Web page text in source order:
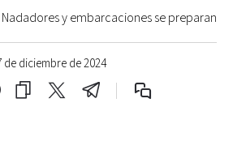
de diciembre de 2024
Nadadores y embarcaciones se preparan